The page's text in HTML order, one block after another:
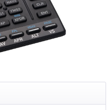
Yawman Arrow